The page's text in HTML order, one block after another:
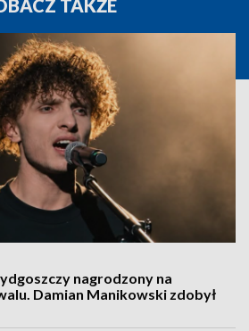
TAKŻE
nagrodzony na
Damian Manikowski zdobył